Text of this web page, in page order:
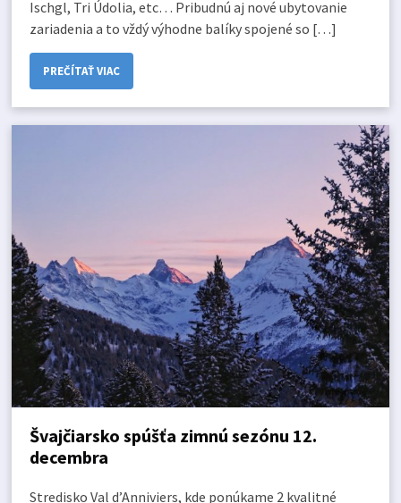
Ischgl, Tri Údolia, etc… Pribudnú aj nové ubytovanie
zariadenia a to vždý výhodne balíky spojené so […]
PREČÍTAŤ VIAC
Švajčiarsko spúšťa zimnú sezónu 12.
decembra
Stredisko Val d’Anniviers, kde ponúkame 2 kvalitné